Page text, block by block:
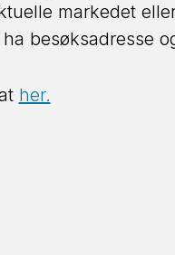
markedet
besøksadresse
her.